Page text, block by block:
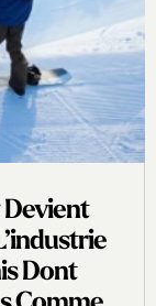
Dont